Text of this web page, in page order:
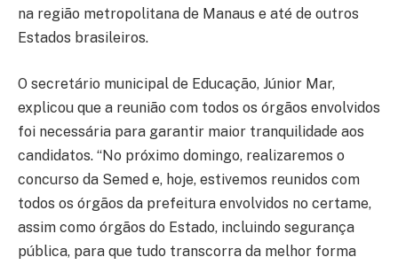
na região metropolitana de Manaus e até de outros
Estados brasileiros.
O secretário municipal de Educação, Júnior Mar,
explicou que a reunião com todos os órgãos envolvidos
foi necessária para garantir maior tranquilidade aos
candidatos. “No próximo domingo, realizaremos o
concurso da Semed e, hoje, estivemos reunidos com
todos os órgãos da prefeitura envolvidos no certame,
assim como órgãos do Estado, incluindo segurança
pública, para que tudo transcorra da melhor forma